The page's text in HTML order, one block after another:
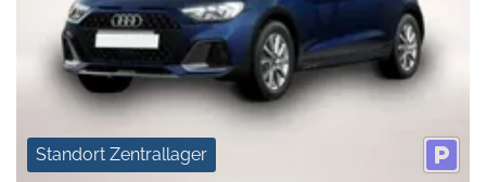
Standort Zentrallager